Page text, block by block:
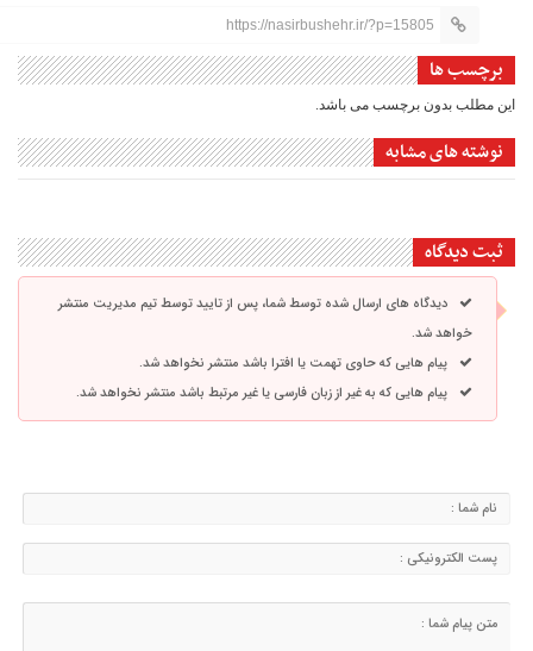
https://nasirbushehr.ir/?p=15805
برچسب ها
این مطلب بدون برچسب می باشد.
نوشته های مشابه
ثبت دیدگاه
دیدگاه های ارسال شده توسط شما، پس از تایید توسط تیم مدیریت منتشر
خواهد شد.
پیام هایی که حاوی تهمت یا افترا باشد منتشر نخواهد شد.
پیام هایی که به غیر از زبان فارسی یا غیر مرتبط باشد منتشر نخواهد شد.